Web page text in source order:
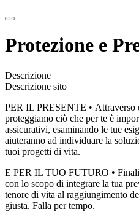
Protezione e
Descrizione
Descrizione sito
PER IL PRESENTE • Attraverso
proteggiamo ciò che per te è
assicurativi, esaminando le tue
aiuteranno ad individuare la
tuoi progetti di vita.
E PER IL TUO FUTURO •
con lo scopo di integrare la tua
tenore di vita al raggiungimento
giusta. Falla per tempo.